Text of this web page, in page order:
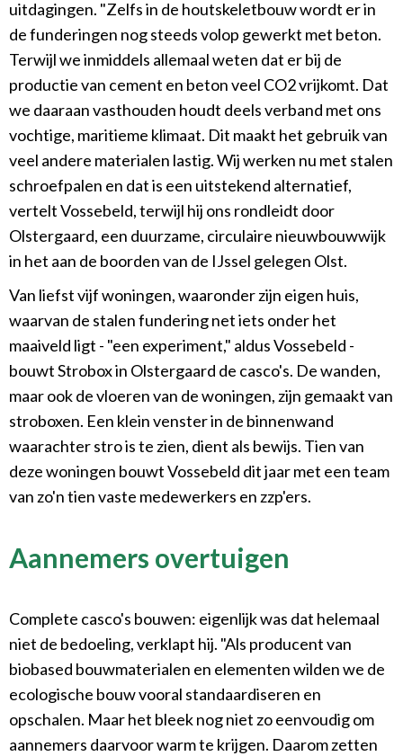
uitdagingen. "Zelfs in de houtskeletbouw wordt er in
de funderingen nog steeds volop gewerkt met beton.
Terwijl we inmiddels allemaal weten dat er bij de
productie van cement en beton veel CO2 vrijkomt. Dat
we daaraan vasthouden houdt deels verband met ons
vochtige, maritieme klimaat. Dit maakt het gebruik van
veel andere materialen lastig. Wij werken nu met stalen
schroefpalen en dat is een uitstekend alternatief,
vertelt Vossebeld, terwijl hij ons rondleidt door
Olstergaard, een duurzame, circulaire nieuwbouwwijk
in het aan de boorden van de IJssel gelegen Olst.
Van liefst vijf woningen, waaronder zijn eigen huis,
waarvan de stalen fundering net iets onder het
maaiveld ligt - "een experiment," aldus Vossebeld -
bouwt Strobox in Olstergaard de casco's. De wanden,
maar ook de vloeren van de woningen, zijn gemaakt van
stroboxen. Een klein venster in de binnenwand
waarachter stro is te zien, dient als bewijs. Tien van
deze woningen bouwt Vossebeld dit jaar met een team
van zo'n tien vaste medewerkers en zzp'ers.
Aannemers overtuigen
Complete casco's bouwen: eigenlijk was dat helemaal
niet de bedoeling, verklapt hij. "Als producent van
biobased bouwmaterialen en elementen wilden we de
ecologische bouw vooral standaardiseren en
opschalen. Maar het bleek nog niet zo eenvoudig om
aannemers daarvoor warm te krijgen. Daarom zetten